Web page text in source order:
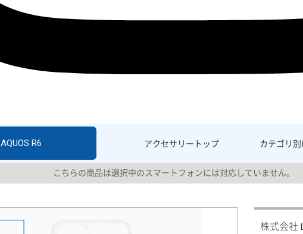
アクセサリー トップ カテゴリ別
AQUOS R6
こちらの商品は選択中のスマートフォンには対応していません。
株式会社